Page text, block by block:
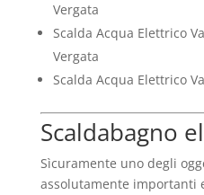
Vergata
Scalda Acqua Elettrico
Vergata
Scalda Acqua Elettrico
Scaldabagno
Sìcuramente uno degli
assolutamente importanti